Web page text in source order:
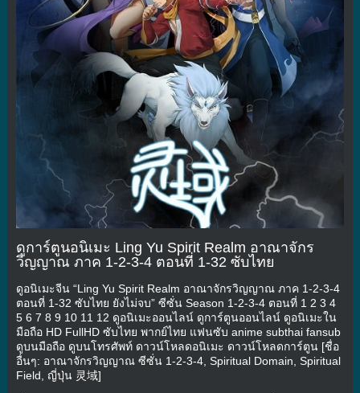
ดูการ์ตูนอนิเมะ Ling Yu Spirit Realm อาณาจักร
วิญญาณ ภาค 1-2-3-4 ตอนที่ 1-32 ซับไทย
ดูอนิเมะจีน “Ling Yu Spirit Realm อาณาจักรวิญญาณ ภาค 1-2-3-4
ตอนที่ 1-32 ซับไทย ยังไม่จบ” ซีซั่น Season 1-2-3-4 ตอนที่ 1 2 3 4
5 6 7 8 9 10 11 12 ดูอนิเมะออนไลน์ ดูการ์ตูนออนไลน์ ดูอนิเมะใน
มือถือ HD FullHD ซับไทย พากย์ไทย แฟนซับ anime subthai fansub
ดูบนมือถือ ดูบนโทรศัพท์ ดาวน์โหลดอนิเมะ ดาวน์โหลดการ์ตูน [ชื่อ
อื่นๆ: อาณาจักรวิญญาณ ซีซั่น 1-2-3-4, Spiritual Domain, Spiritual
Field, ญี่ปุ่น 灵域]